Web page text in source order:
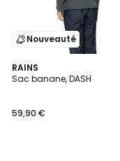
Nouveauté
RAINS
Sac banane, DASH
59,90 €
2
Couleurs